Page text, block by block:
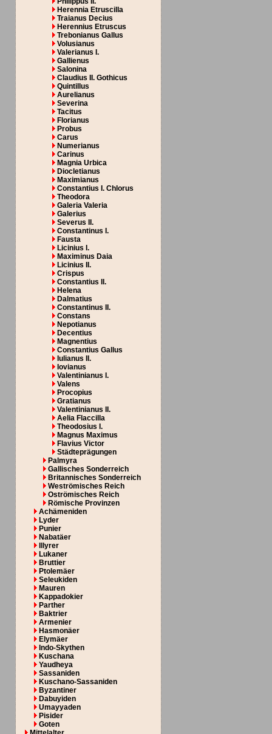
Herennia Etruscilla
Traianus Decius
Herennius Etruscus
Trebonianus Gallus
Volusianus
Valerianus I.
Gallienus
Salonina
Claudius II. Gothicus
Quintillus
Aurelianus
Severina
Tacitus
Florianus
Probus
Carus
Numerianus
Carinus
Magnia Urbica
Diocletianus
Maximianus
Constantius I. Chlorus
Theodora
Galeria Valeria
Galerius
Severus II.
Constantinus I.
Fausta
Licinius I.
Maximinus Daia
Licinius II.
Crispus
Constantius II.
Helena
Dalmatius
Constantinus II.
Constans
Nepotianus
Decentius
Magnentius
Constantius Gallus
Iulianus II.
Iovianus
Valentinianus I.
Valens
Procopius
Gratianus
Valentinianus II.
Aelia Flaccilla
Theodosius I.
Magnus Maximus
Flavius Victor
Städteprägungen
Palmyra
Gallisches Sonderreich
Britannisches Sonderreich
Weströmisches Reich
Oströmisches Reich
Römische Provinzen
Achämeniden
Lyder
Punier
Nabatäer
Illyrer
Lukaner
Bruttier
Ptolemäer
Seleukiden
Mauren
Kappadokier
Parther
Baktrier
Armenier
Hasmonäer
Elymäer
Indo-Skythen
Kuschana
Yaudheya
Sassaniden
Kuschano-Sassaniden
Byzantiner
Dabuyiden
Umayyaden
Pisider
Goten